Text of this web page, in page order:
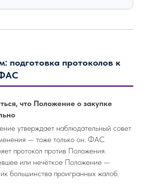
подготовка протоколов к
что Положение о закупке
утверждает наблюдательный совет
— тоже только он. ФАС
протокол против Положения.
или нечёткое Положение —
большинства проигранных жалоб.